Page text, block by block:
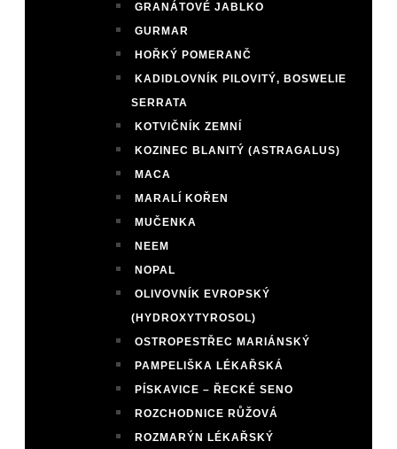
GRANÁTOVÉ JABLKO
GURMAR
HOŘKÝ POMERANČ
KADIDLOVNÍK PILOVITÝ, BOSWELIE
SERRATA
KOTVIČNÍK ZEMNÍ
KOZINEC BLANITÝ (ASTRAGALUS)
MACA
MARALÍ KOŘEN
MUČENKA
NEEM
NOPAL
OLIVOVNÍK EVROPSKÝ
(HYDROXYTYROSOL)
OSTROPESTŘEC MARIÁNSKÝ
PAMPELIŠKA LÉKAŘSKÁ
PÍSKAVICE – ŘECKÉ SENO
ROZCHODNICE RŮŽOVÁ
ROZMARÝN LÉKAŘSKÝ